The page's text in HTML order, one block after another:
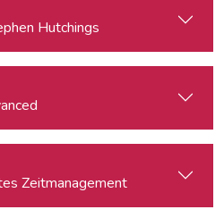
Hutchings
Zeitmanagement